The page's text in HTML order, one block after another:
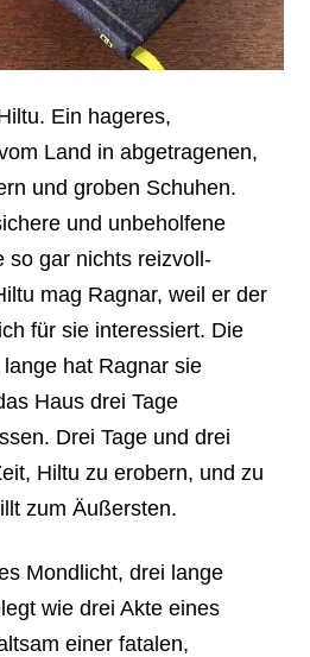
Ein hageres,
Land in abgetragenen,
und groben Schuhen.
und unbeholfene
so gar nichts reizvoll-
mag Ragnar, weil er der
für sie interessiert. Die
hat Ragnar sie
Haus drei Tage
Drei Tage und drei
Hiltu zu erobern, und zu
zum Äußersten.
Mondlicht, drei lange
wie drei Akte eines
einer fatalen,